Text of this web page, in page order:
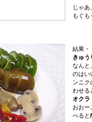
じゃ
もぐも
結果・
きゅう
なんと
のはい
ンニク
わせる
オクラ
おおー
べると